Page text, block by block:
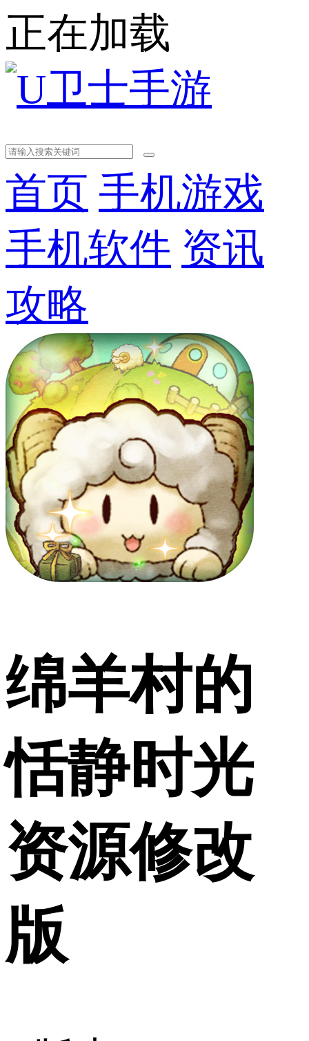
正在加载
首页 手机游戏
手机软件 资讯
攻略
绵羊村的
恬静时光
资源修改
版